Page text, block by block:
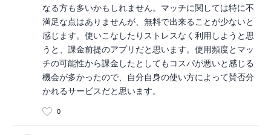
なる方も多いかもしれません。マッチに関しては特に不
満足な点はありませんが、無料で出来ることが少ないと
感じます。使いこなしたりストレスなく利用しようと思
うと、課金前提のアプリだと思います。使用頻度とマッ
チの可能性から課金したとしてもコスパが悪いと感じる
機会が多かったので、自分自身の使い方によって賛否分
かれるサービスだと思います。
0